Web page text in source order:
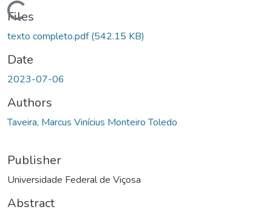
Files
texto completo.pdf(542.15 KB)
Date
2023-07-06
Authors
Taveira, Marcus Vinícius Monteiro Toledo
Publisher
Universidade Federal de Viçosa
Abstract